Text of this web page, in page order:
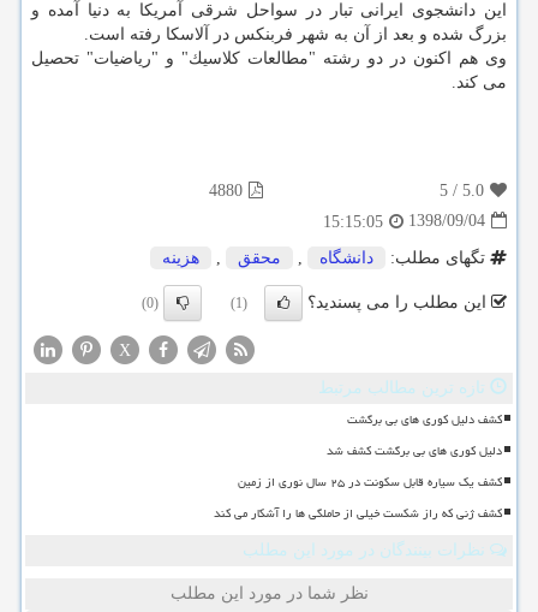
این دانشجوی ایرانی تبار در سواحل شرقی آمریكا به دنیا آمده و
بزرگ شده و بعد از آن به شهر فربنكس در آلاسكا رفته است.
وی هم اكنون در دو رشته "مطالعات كلاسیك" و "ریاضیات" تحصیل
می كند.
5.0
/
5
4880
1398/09/04
15:15:05
تگهای مطلب:
دانشگاه محقق هزینه
این مطلب را می پسندید؟ (1)
(0)
X
تازه ترین مطالب مرتبط
کشف دلیل کوری های بی برگشت
دلیل کوری های بی برگشت کشف شد
کشف یک سیاره قابل سکونت در ۲۵ سال نوری از زمین
کشف ژنی که راز شکست خیلی از حاملگی ها را آشکار می کند
نظرات بینندگان در مورد این مطلب
نظر شما در مورد این مطلب